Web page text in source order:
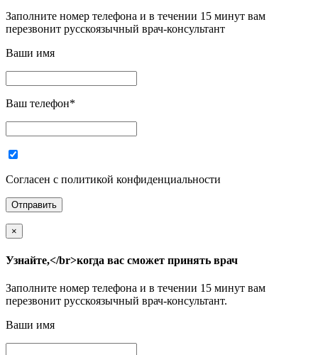
Заполните номер телефона и в течении 15 минут вам
перезвонит русскоязычный врач-консультант
Ваши имя
Ваш телефон*
Согласен с политикой конфиденциальности
×
Узнайте,</br>когда вас сможет принять врач
Заполните номер телефона и в течении 15 минут вам
перезвонит русскоязычный врач-консультант.
Ваши имя